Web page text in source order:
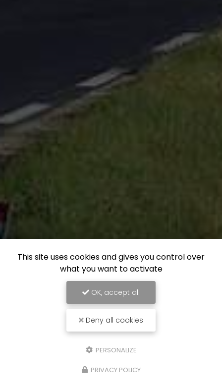
This site uses cookies and gives you control over
what you want to activate
OK, accept all
Deny all cookies
PERSONALIZE
PRIVACY POLICY